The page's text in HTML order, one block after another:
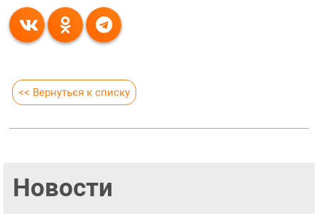
<< Вернуться к списку
Новости